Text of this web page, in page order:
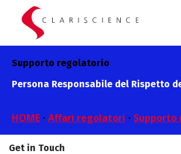
Supporto regolatorio
Persona Responsabile del Rispetto
HOME · Affari regolatori ·
Get in Touch